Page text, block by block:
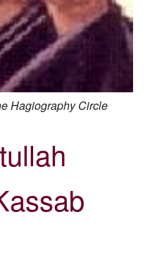
Hagiography Circle